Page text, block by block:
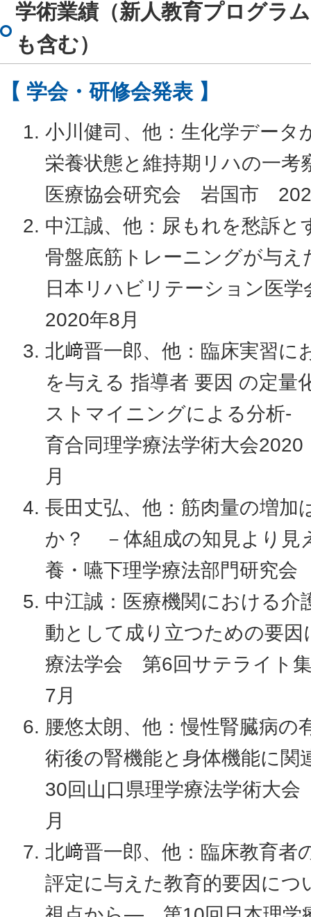
学術業績（新人教育プログラ
も含む）
【 学会・研修会発表 】
小川健司、他：生化学データ
栄養状態と維持期リハの一
医療協会研究会 岩国市
中江誠、他：尿もれを愁訴と
骨盤底筋トレーニングが与
日本リハビリテーション医
2020年8月
北﨑晋一郎、他：臨床実習に
を与える 指導者 要因 の定
ストマイニングによる分析-
育合同理学療法学術大会
月
長田丈弘、他：筋肉量の増加
か？ －体組成の知見より
養・嚥下理学療法部門研究
中江誠：医療機関における介
動として成り立つための要
療法学会 第6回サテライト
7月
腰悠太朗、他：慢性腎臓病の
術後の腎機能と身体機能に
30回山口県理学療法学術大
月
北﨑晋一郎、他：臨床教育者
評定に与えた教育的要因に